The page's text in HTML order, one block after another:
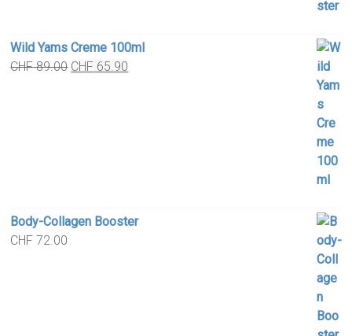
Wild Yams Creme 100ml
CHF89.00 Original
CHF 65.90
Body-Collagen Booster
CHF 72.00